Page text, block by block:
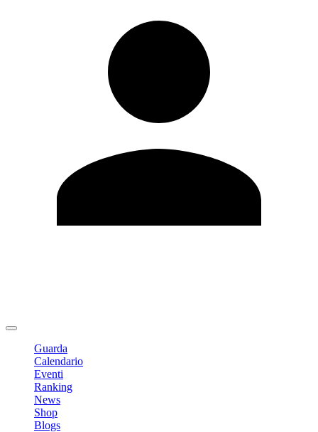
Guarda
Calendario
Eventi
Ranking
News
Shop
Blogs